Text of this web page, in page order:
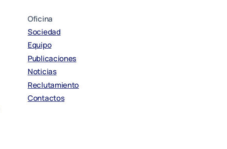
Oficina
Sociedad
Equipo
Publicaciones
Noticias
Reclutamiento
Contactos